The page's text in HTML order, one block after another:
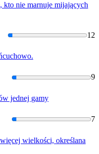
kto nie marnuje mijających
12
9
jednej gamy
7
wielkości, określana